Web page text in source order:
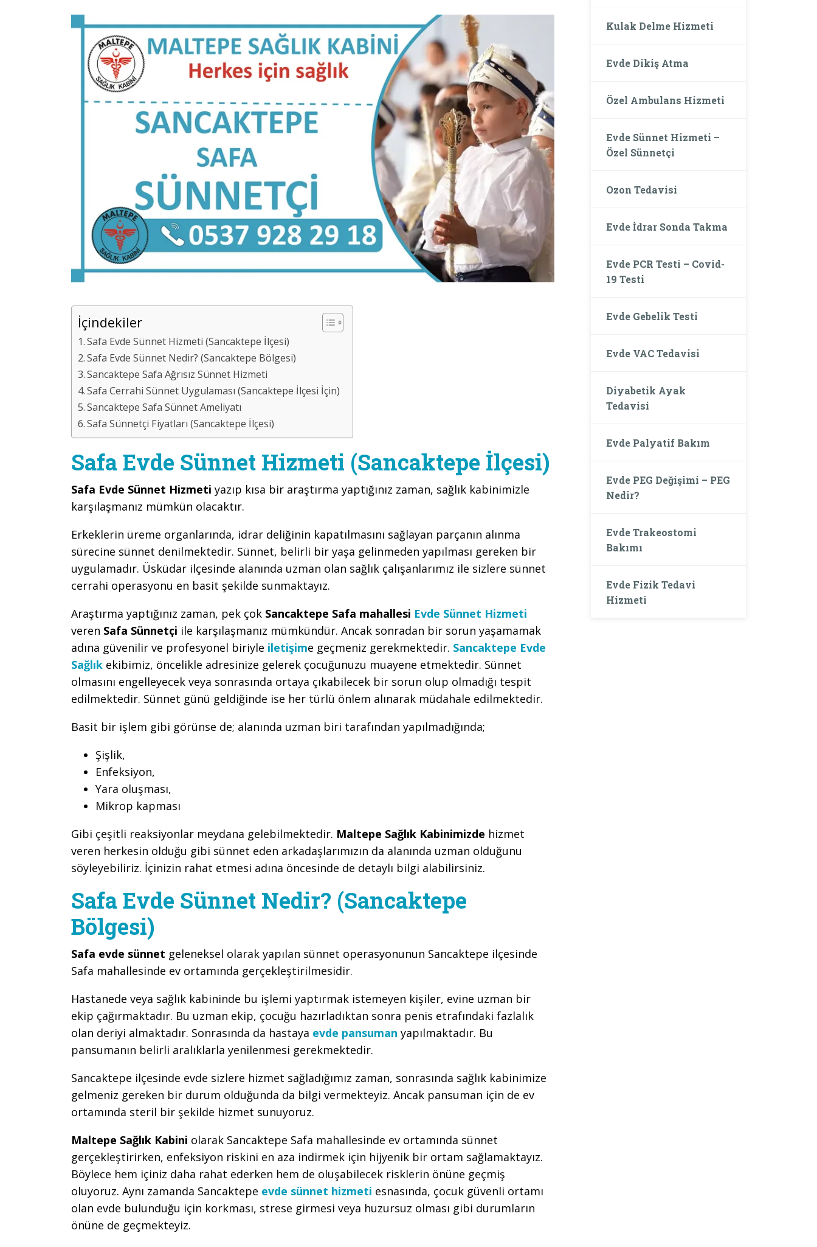
İçindekiler
Safa Evde Sünnet Hizmeti (Sancaktepe İlçesi)
Safa Evde Sünnet Nedir? (Sancaktepe Bölgesi)
Sancaktepe Safa Ağrısız Sünnet Hizmeti
Safa Cerrahi Sünnet Uygulaması (Sancaktepe İlçesi İçin)
Sancaktepe Safa Sünnet Ameliyatı
Safa Sünnetçi Fiyatları (Sancaktepe İlçesi)
Safa Evde Sünnet Hizmeti (Sancaktepe İlçesi)
Safa Evde Sünnet Hizmeti yazıp kısa bir araştırma yaptığınız zaman, sağlık kabinimizle
karşılaşmanız mümkün olacaktır.
Erkeklerin üreme organlarında, idrar deliğinin kapatılmasını sağlayan parçanın alınma
sürecine sünnet denilmektedir. Sünnet, belirli bir yaşa gelinmeden yapılması gereken bir
uygulamadır. Üsküdar ilçesinde alanında uzman olan sağlık çalışanlarımız ile sizlere sünnet
cerrahi operasyonu en basit şekilde sunmaktayız.
Araştırma yaptığınız zaman, pek çok Sancaktepe Safa mahallesi Evde Sünnet Hizmeti
veren Safa Sünnetçi ile karşılaşmanız mümkündür. Ancak sonradan bir sorun yaşamamak
adına güvenilir ve profesyonel biriyle iletişime geçmeniz gerekmektedir. Sancaktepe Evde
Sağlık ekibimiz, öncelikle adresinize gelerek çocuğunuzu muayene etmektedir. Sünnet
olmasını engelleyecek veya sonrasında ortaya çıkabilecek bir sorun olup olmadığı tespit
edilmektedir. Sünnet günü geldiğinde ise her türlü önlem alınarak müdahale edilmektedir.
Basit bir işlem gibi görünse de; alanında uzman biri tarafından yapılmadığında;
Şişlik,
Enfeksiyon,
Yara oluşması,
Mikrop kapması
Gibi çeşitli reaksiyonlar meydana gelebilmektedir. Maltepe Sağlık Kabinimizde hizmet
veren herkesin olduğu gibi sünnet eden arkadaşlarımızın da alanında uzman olduğunu
söyleyebiliriz. İçinizin rahat etmesi adına öncesinde de detaylı bilgi alabilirsiniz.
Safa Evde Sünnet Nedir? (Sancaktepe
Bölgesi)
Safa evde sünnet geleneksel olarak yapılan sünnet operasyonunun Sancaktepe ilçesinde
Safa mahallesinde ev ortamında gerçekleştirilmesidir.
Hastanede veya sağlık kabininde bu işlemi yaptırmak istemeyen kişiler, evine uzman bir
ekip çağırmaktadır. Bu uzman ekip, çocuğu hazırladıktan sonra penis etrafındaki fazlalık
olan deriyi almaktadır. Sonrasında da hastaya evde pansuman yapılmaktadır. Bu
pansumanın belirli aralıklarla yenilenmesi gerekmektedir.
Sancaktepe ilçesinde evde sizlere hizmet sağladığımız zaman, sonrasında sağlık kabinimize
gelmeniz gereken bir durum olduğunda da bilgi vermekteyiz. Ancak pansuman için de ev
ortamında steril bir şekilde hizmet sunuyoruz.
Maltepe Sağlık Kabini olarak Sancaktepe Safa mahallesinde ev ortamında sünnet
gerçekleştirirken, enfeksiyon riskini en aza indirmek için hijyenik bir ortam sağlamaktayız.
Böylece hem içiniz daha rahat ederken hem de oluşabilecek risklerin önüne geçmiş
oluyoruz. Aynı zamanda Sancaktepe evde sünnet hizmeti esnasında, çocuk güvenli ortamı
olan evde bulunduğu için korkması, strese girmesi veya huzursuz olması gibi durumların
önüne de geçmekteyiz.
Kulak Delme Hizmeti
Evde Dikiş Atma
Özel Ambulans Hizmeti
Evde Sünnet Hizmeti –
Özel Sünnetçi
Ozon Tedavisi
Evde İdrar Sonda Takma
Evde PCR Testi – Covid-
19 Testi
Evde Gebelik Testi
Evde VAC Tedavisi
Diyabetik Ayak
Tedavisi
Evde Palyatif Bakım
Evde PEG Değişimi – PEG
Nedir?
Evde Trakeostomi
Bakımı
Evde Fizik Tedavi
Hizmeti